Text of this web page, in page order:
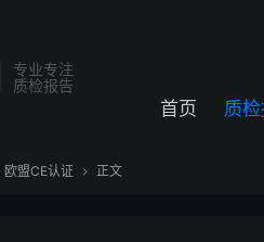
专业专注
质检报告
首页 质
欧盟CE认证  正文